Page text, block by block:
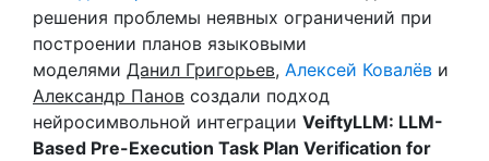
решения проблемы неявных ограничений при
построении планов языковыми
моделями Данил Григорьев, Алексей Ковалёв и
Александр Панов создали подход
нейросимвольной интеграции VeiftyLLM: LLM-
Based Pre-Execution Task Plan Verification for